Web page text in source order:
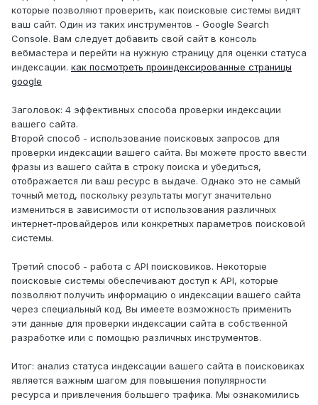
которые позволяют проверить, как поисковые системы видят
ваш сайт. Один из таких инструментов - Google Search
Console. Вам следует добавить свой сайт в консоль
вебмастера и перейти на нужную страницу для оценки статуса
индексации. как посмотреть проиндексированные страницы
google
Заголовок: 4 эффективных способа проверки индексации
вашего сайта.
Второй способ - использование поисковых запросов для
проверки индексации вашего сайта. Вы можете просто ввести
фразы из вашего сайта в строку поиска и убедиться,
отображается ли ваш ресурс в выдаче. Однако это не самый
точный метод, поскольку результаты могут значительно
измениться в зависимости от использования различных
интернет-провайдеров или конкретных параметров поисковой
системы.
Третий способ - работа с API поисковиков. Некоторые
поисковые системы обеспечивают доступ к API, которые
позволяют получить информацию о индексации вашего сайта
через специальный код. Вы имеете возможность применить
эти данные для проверки индексации сайта в собственной
разработке или с помощью различных инструментов.
Итог: анализ статуса индексации вашего сайта в поисковиках
является важным шагом для повышения популярности
ресурса и привлечения большего трафика. Мы ознакомились